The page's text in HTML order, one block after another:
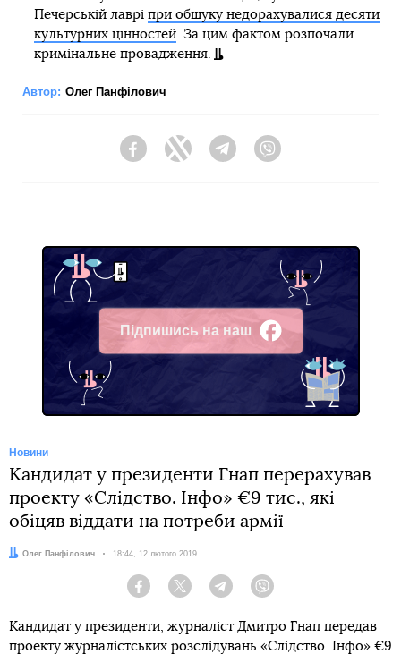
Печерській лаврі при обшуку недорахувалися десяти
культурних цінностей. За цим фактом розпочали
кримінальне провадження.
Автор: Олег Панфілович
FacebookTwitter Telegram
Підпишись на наш
Facebook
Новини
Кандидат у президенти Гнап перерахував
проекту «Слідство. Інфо» €9 тис., які
обіцяв віддати на потреби армії
Автор:
Олег Панфілович Дата:
18:44, 12 лютого 2019
Facebook Twitter Telegram
Кандидат у президенти, журналіст Дмитро Гнап передав
проекту журналістських розслідувань «Слідство. Інфо» €9